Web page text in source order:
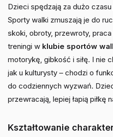
Dzieci spędzają za dużo
Sporty walki zmuszają je do
skoki, obroty, przewroty,
treningi w klubie sportów
motorykę, gibkość i siłę. I nie
jak u kulturysty – chodzi o
do codziennych wyzwań.
przewracają, lepiej łapią piłkę
Kształtowanie